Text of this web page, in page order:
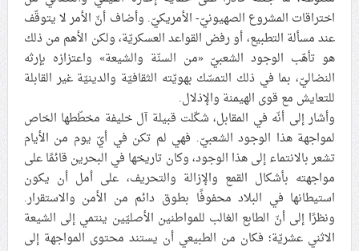
اختراقات المشروع الصهيونيّ- الأمريكيّ. وأضاف أنّ الأمر لا يتوقّف
عند مسألة التطبيع، أو رفض القواعد العسكريّة، ولكن الأهم من ذلك
هو تأهّب الوجود الشعبيّ «من السنّة والشيعة» واعتزازه بإرثه
النضاليّ، بما في ذلك التمسّك بهويّته الثقافيّة والدينيّة غير القابلة
للتعايش مع قوى الهيمنة والإذلال.
وأشار إلى أنّه في المقابل، شكّلت قبيلة آل خليفة مخطّطها الخاص
لمواجهة هذا الوجود الشعبيّ. فهي لم تكن في أيّ يوم من الأيام
تشعر بالانتماء إلى هذا الوجود، وكان تاريخها في البحرين قائمًا على
مواجهته بأشكال القمع والإزالة والتحريف، على أمل أن يكون
استيطانها في البلاد محفوفًا بطوق دائم من الأمن والاستقرار.
ونظرًا إلى أنّ الطابع الغالب للمواطنين الأصليّين ينتمي إلى الشيعة
الاثني عشريّة؛ فكان من الطبيعي أن يستند محتوى المواجهة إلى